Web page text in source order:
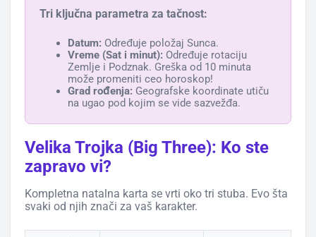
Tri ključna parametra za tačnost:
Datum: Određuje položaj Sunca.
Vreme (Sat i minut): Određuje rotaciju
Zemlje i Podznak. Greška od 10 minuta
može promeniti ceo horoskop!
Grad rođenja: Geografske koordinate utiču
na ugao pod kojim se vide sazvežđa.
Velika Trojka (Big Three): Ko ste
zapravo vi?
Kompletna natalna karta se vrti oko tri stuba. Evo šta
svaki od njih znači za vaš karakter.